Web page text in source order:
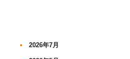
2026年7月